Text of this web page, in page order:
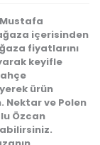
içerisinden
fiyatlarını
keyifle
ürün
Nektar ve Polen
Özcan